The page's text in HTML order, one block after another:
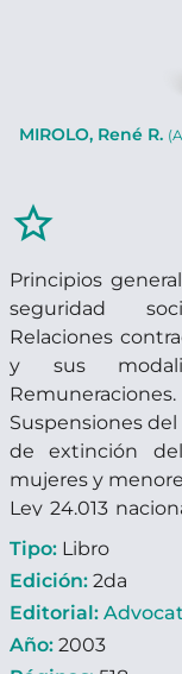
MIROLO, René R.
star_border
Principios
seguridad
Relaciones
y sus
Suspensiones
de extinción
mujeres y
Ley 24.013
las Pymes. Ley
Tipo: Libro
Edición: 2da
Editorial:
Año: 2003